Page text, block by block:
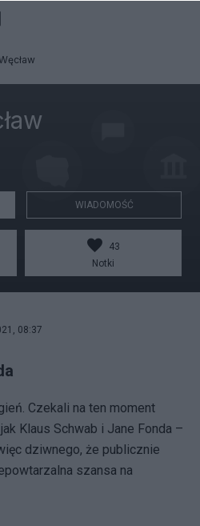
WIADOMOŚĆ
43
Notki
08:37
Czekali na ten moment
Klaus Schwab i Jane Fonda –
dziwnego, że publicznie
szansa na